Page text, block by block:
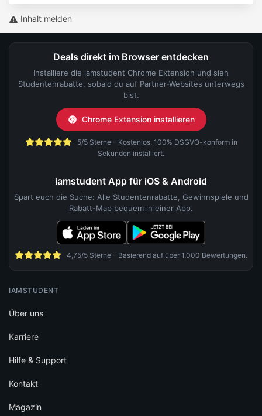
Inhalt melden
Deals direkt im Browser entdecken
Installiere die iamstudent Chrome Extension und sieh
Studentenrabatte, sobald du auf Partner-Websites unterwegs
bist.
Chrome Extension installieren
5/5 Sterne - Kostenlos, 100% DSGVO-konform in
Sekunden installiert.
iamstudent App für iOS & Android
Spart euch die Suche: Alle Studentenrabatte, Gewinnspiele und
Rabatt-Map bequem in einer App.
4,75/5 Sterne - Basierend auf über 1.000 Bewertungen.
IAMSTUDENT
Über uns
Karriere
Hilfe & Support
Kontakt
Magazin